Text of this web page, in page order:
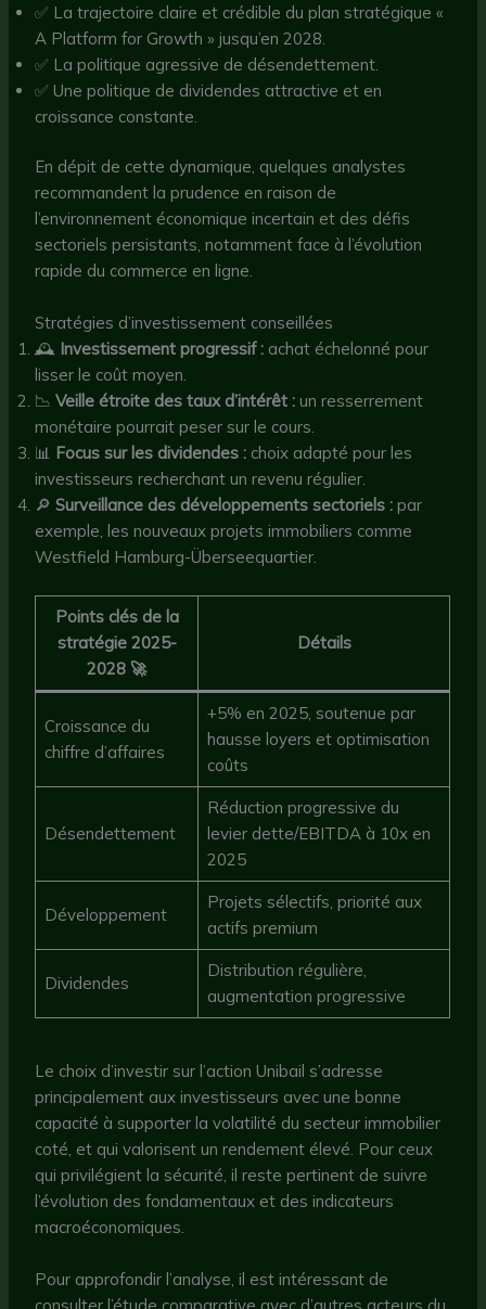
✅ La trajectoire claire et crédible du plan stratégique «
A Platform for Growth » jusqu’en 2028.
✅ La politique agressive de désendettement.
✅ Une politique de dividendes attractive et en
croissance constante.
En dépit de cette dynamique, quelques analystes
recommandent la prudence en raison de
l’environnement économique incertain et des défis
sectoriels persistants, notamment face à l’évolution
rapide du commerce en ligne.
Stratégies d’investissement conseillées
🕰️ Investissement progressif : achat échelonné pour
lisser le coût moyen.
📉Veille étroite des taux d’intérêt : un resserrement
monétaire pourrait peser sur le cours.
📊 Focus sur les dividendes : choix adapté pour les
investisseurs recherchant un revenu régulier.
🔎Surveillance des développements sectoriels : par
exemple, les nouveaux projets immobiliers comme
Westfield Hamburg-Überseequartier.
Points clés de la
stratégie 2025-
2028 🚀
Détails
Croissance du
chiffre d’affaires
+5% en 2025, soutenue par
hausse loyers et optimisation
coûts
Désendettement
Réduction progressive du
levier dette/EBITDA à 10x en
2025
Développement
Projets sélectifs, priorité aux
actifs premium
Dividendes
Distribution régulière,
augmentation progressive
Le choix d’investir sur l’action Unibail s’adresse
principalement aux investisseurs avec une bonne
capacité à supporter la volatilité du secteur immobilier
coté, et qui valorisent un rendement élevé. Pour ceux
qui privilégient la sécurité, il reste pertinent de suivre
l’évolution des fondamentaux et des indicateurs
macroéconomiques.
Pour approfondir l’analyse, il est intéressant de